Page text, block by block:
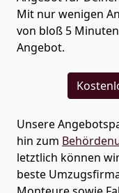
Mit nur wenigen
von bloß 5
Angebot.
Unsere
hin zum
letztlich können
beste